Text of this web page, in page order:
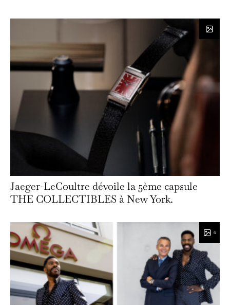
Jaeger-LeCoultre dévoile la 5ème capsule
THE COLLECTIBLES à New York.
6